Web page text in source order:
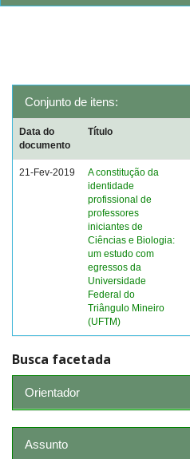
Conjunto de itens:
Data do
documento
Título
21-Fev-2019
A constitução da
identidade
profissional de
professores
iniciantes de
Ciências e Biologia:
um estudo com
egressos da
Universidade
Federal do
Triângulo Mineiro
(UFTM)
Busca facetada
Orientador
Assunto